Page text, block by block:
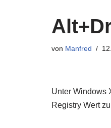
von Manfred
Unter Windows
Registry Wert